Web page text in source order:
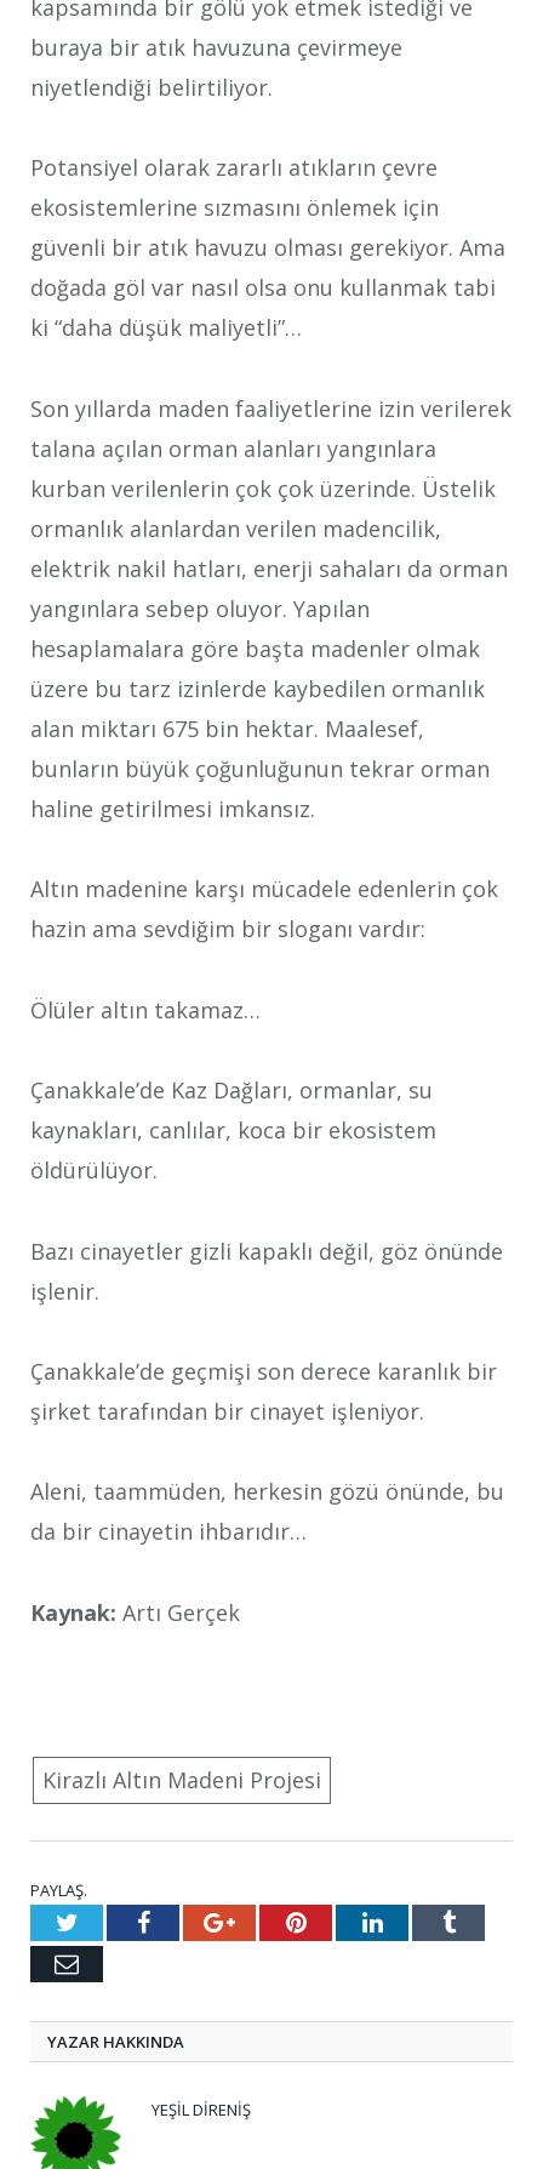
kapsamında bir gölü yok etmek istediği ve
buraya bir atık havuzuna çevirmeye
niyetlendiği belirtiliyor.
Potansiyel olarak zararlı atıkların çevre
ekosistemlerine sızmasını önlemek için
güvenli bir atık havuzu olması gerekiyor. Ama
doğada göl var nasıl olsa onu kullanmak tabi
ki “daha düşük maliyetli”…
Son yıllarda maden faaliyetlerine izin verilerek
talana açılan orman alanları yangınlara
kurban verilenlerin çok çok üzerinde. Üstelik
ormanlık alanlardan verilen madencilik,
elektrik nakil hatları, enerji sahaları da orman
yangınlara sebep oluyor. Yapılan
hesaplamalara göre başta madenler olmak
üzere bu tarz izinlerde kaybedilen ormanlık
alan miktarı 675 bin hektar. Maalesef,
bunların büyük çoğunluğunun tekrar orman
haline getirilmesi imkansız.
Altın madenine karşı mücadele edenlerin çok
hazin ama sevdiğim bir sloganı vardır:
Ölüler altın takamaz…
Çanakkale’de Kaz Dağları, ormanlar, su
kaynakları, canlılar, koca bir ekosistem
öldürülüyor.
Bazı cinayetler gizli kapaklı değil, göz önünde
işlenir.
Çanakkale’de geçmişi son derece karanlık bir
şirket tarafından bir cinayet işleniyor.
Aleni, taammüden, herkesin gözü önünde, bu
da bir cinayetin ihbarıdır…
Kaynak: Artı Gerçek
Kirazlı Altın Madeni Projesi
PAYLAŞ.
TwitterFacebookGoogle+PinterestLinkedInTumblr
E-
YAZAR HAKKINDA
YEŞIL DIRENIŞ